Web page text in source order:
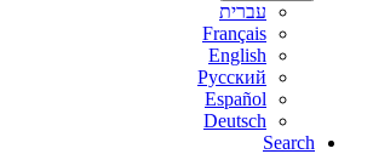
עברית
Français
English
Русский
Español
Deutsch
Search